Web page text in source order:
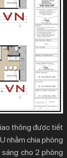
thông được tiết
nhằm chia phòng
sáng cho 2 phòng